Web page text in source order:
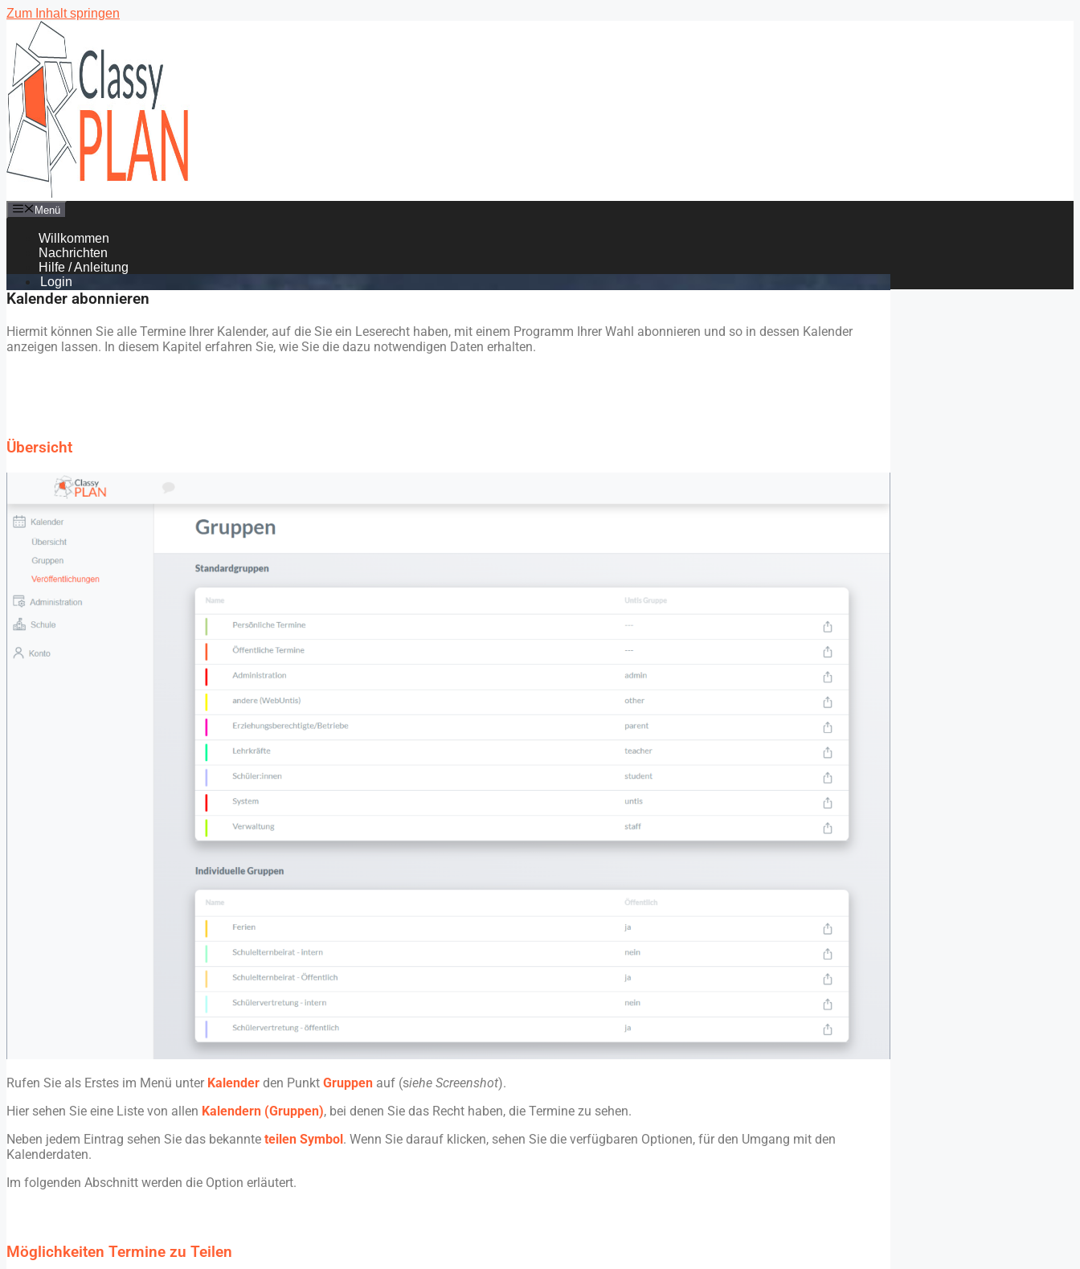
Zum Inhalt springen
Menü
Willkommen
Nachrichten
Hilfe / Anleitung
Login
Kalender abonnieren
Hiermit können Sie alle Termine Ihrer Kalender, auf die Sie ein Leserecht haben, mit einem Programm Ihrer Wahl abonnieren und so in dessen Kalender
anzeigen lassen. In diesem Kapitel erfahren Sie, wie Sie die dazu notwendigen Daten erhalten.
Übersicht
Rufen Sie als Erstes im Menü unter Kalender den Punkt Gruppen auf (siehe Screenshot).
Hier sehen Sie eine Liste von allen Kalendern (Gruppen), bei denen Sie das Recht haben, die Termine zu sehen.
Neben jedem Eintrag sehen Sie das bekannte teilen Symbol . Wenn Sie darauf klicken, sehen Sie die verfügbaren Optionen, für den Umgang mit den
Kalenderdaten.
Im folgenden Abschnitt werden die Option erläutert.
Möglichkeiten Termine zu Teilen